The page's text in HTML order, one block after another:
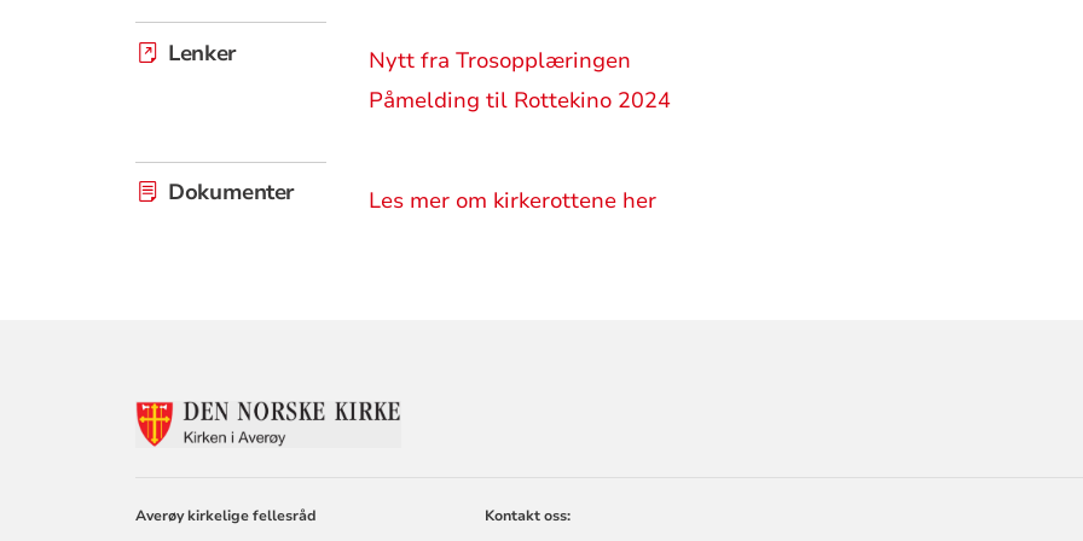
Lenker
Nytt fra Trosopplæringen
Påmelding til Rottekino 2024
Dokumenter Les mer om kirkerottene her
FELLESRÅD
Averøy kirkelige fellesråd
Kontakt oss: